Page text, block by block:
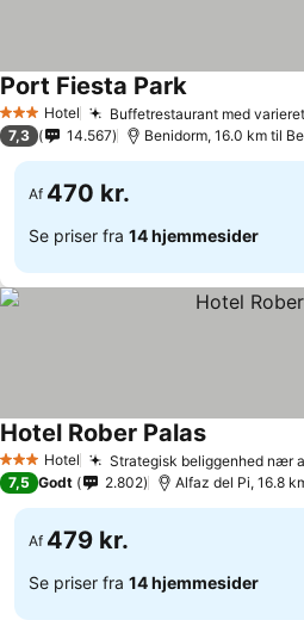
3 StjernerHotel Buffetrestaurant med
Port Fiesta ParkSe priser
7,3 14.567 Benidorm, 16.0 km til
Af 470 kr.
Se priser fra 14 hjemmesider
3 StjernerHotel Strategisk beliggenhed nær
Hotel Rober PalasSe priser
7,5 Godt 2.802 Alfaz del Pi, 16.8
Af 479 kr.
Se priser fra 14 hjemmesider